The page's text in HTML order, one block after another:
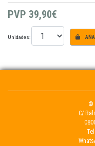
PVP 39,90€
Unidades:
©
C/
Tel.